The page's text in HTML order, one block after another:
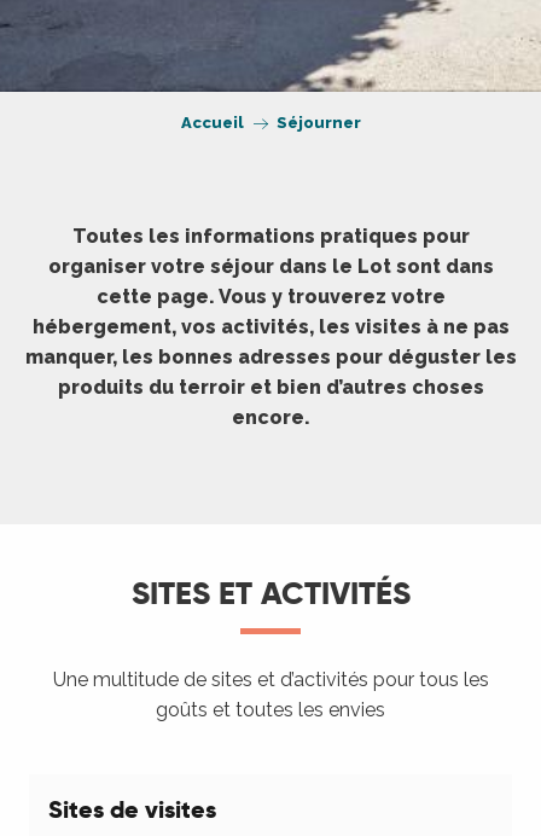
Accueil Séjourner
Toutes les informations pratiques pour
organiser votre séjour dans le Lot sont dans
cette page. Vous y trouverez votre
hébergement, vos activités, les visites à ne pas
manquer, les bonnes adresses pour déguster les
produits du terroir et bien d’autres choses
encore.
SITES ET ACTIVITÉS
Une multitude de sites et d’activités pour tous les
goûts et toutes les envies
Sites de visites